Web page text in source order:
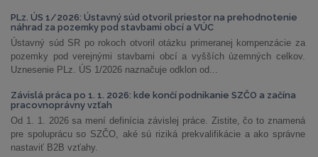
PLz. ÚS 1/2026: Ústavný súd otvoril priestor na prehodnotenie
náhrad za pozemky pod stavbami obcí a VÚC
Ústavný súd SR po rokoch otvoril otázku primeranej kompenzácie za
pozemky pod verejnými stavbami obcí a vyšších územných celkov.
Uznesenie PLz. ÚS 1/2026 naznačuje odklon od...
Závislá práca po 1. 1. 2026: kde končí podnikanie SZČO a začína
pracovnoprávny vzťah
Od 1. 1. 2026 sa mení definícia závislej práce. Zistite, čo to znamená
pre spoluprácu so SZČO, aké sú riziká prekvalifikácie a ako správne
nastaviť B2B vzťahy.